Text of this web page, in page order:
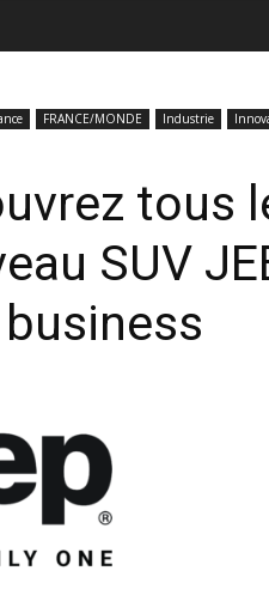
FRANCE/MONDE Industrie
tous
SUV